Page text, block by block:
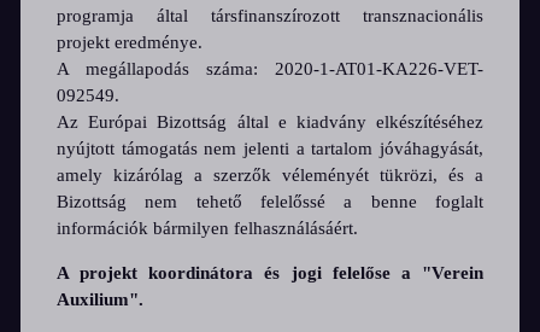
programja által társfinanszírozott transznacionális
projekt eredménye.
A megállapodás száma: 2020-1-AT01-KA226-VET-
092549.
Az Európai Bizottság által e kiadvány elkészítéséhez
nyújtott támogatás nem jelenti a tartalom jóváhagyását,
amely kizárólag a szerzők véleményét tükrözi, és a
Bizottság nem tehető felelőssé a benne foglalt
információk bármilyen felhasználásáért.
A projekt koordinátora és jogi felelőse a "Verein
Auxilium".